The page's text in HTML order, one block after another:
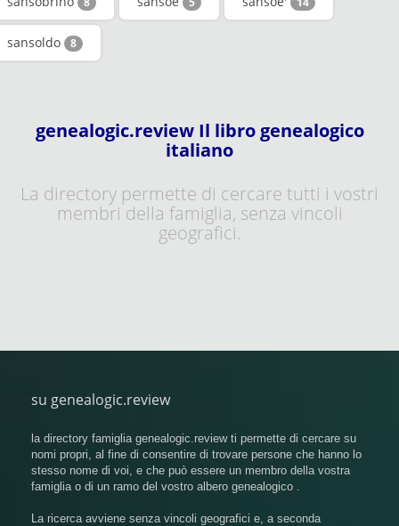
sansoldo 8
genealogic.review Il libro genealogico
italiano
La directory permette di cercare tutti i vostri
membri della famiglia, senza vincoli
geografici.
su genealogic.review
la directory famiglia genealogic.review ti permette di cercare su
nomi propri, al fine di consentire di trovare persone che hanno lo
stesso nome di voi, e che può essere un membro della vostra
famiglia o di un ramo del vostro albero genealogico .
La ricerca avviene senza vincoli geografici e, a seconda